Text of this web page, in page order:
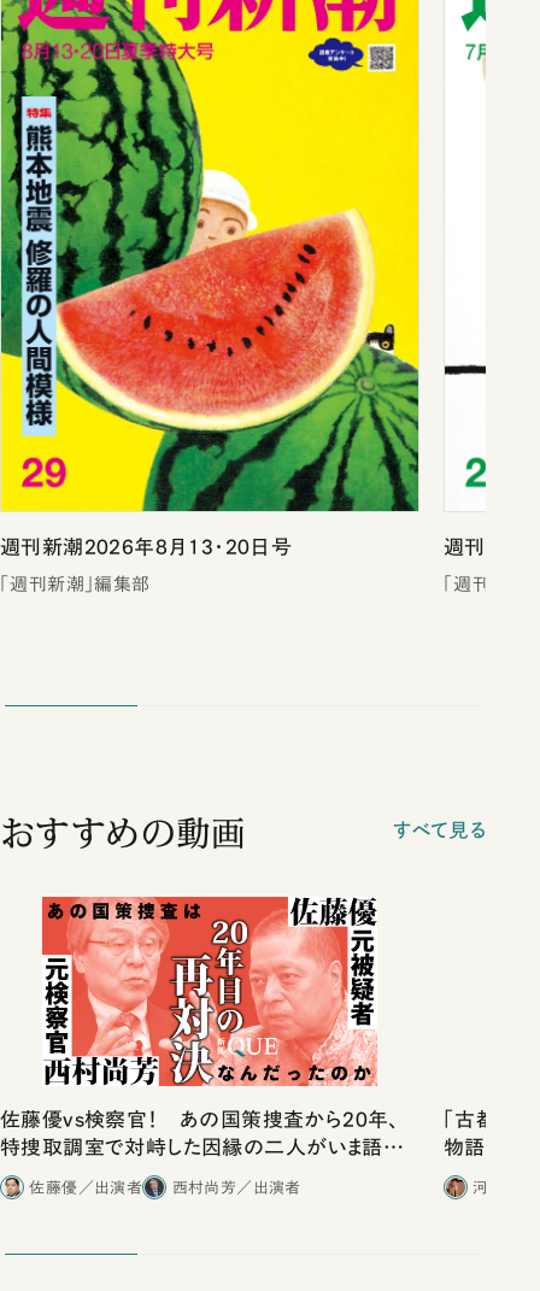
週刊新潮2026年8月13・20日号
「週刊新潮」編集部
週刊新潮
「週刊新潮
おすすめの動画 すべて見る
佐藤優vs検察官！ あの国策捜査から20年、
特捜取調室で対峙した因縁の二人がいま語り
合ったこと
佐藤優／出演者 西村尚芳／出演者
「古都」
物語」に
河野有